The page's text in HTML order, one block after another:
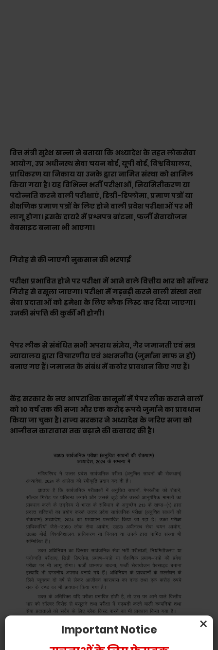
वित्त मंत्री सुरेश खन्ना ने बताया कि अध्यादेश के तहत लोकसेवा
आयोग, उप्र अधीनस्थ सेवा चयन बोर्ड, यूपी बोर्ड, विश्वविद्यालय,
प्राधिकरण या निकाय या उनके द्वारा नामित संस्था को शामिल
किया गया है। यह विभिन्न भर्ती परीक्षाओं, नियमितीकरण या
पदोन्नति करने वाली परीक्षाएं, डिग्री-डिप्लोमा, प्रमाण पत्रों या
शैक्षणिक प्रमाण पत्रों के लिए होने वाली प्रवेश परीक्षाओं पर भी
लागू होगा। इसके दायरे में प्रश्नपत्र बांटना, फर्जी सेवायोजन
वेबसाइट बनाना भी आएगा।
गिरोह से की जाएगी नुकसान की भरपाई
परीक्षा प्रभावित होने पर परीक्षा में आने वाले वित्तीय भार को सॉल्वर
गिरोह से वसूला जाएगा। परीक्षा में गड़बड़ी करने वाली संस्था तथा
सेवा प्रदाताओं को हमेशा के लिए ब्लैक लिस्ट कर दिया जाएगा।
उनकी संपत्ति की कुर्की भी होगी।
पेपर लीक से संबंधित सभी अपराध संज्ञेय, गैर जमानती एवं सत्र
न्यायालय द्वारा विचारणीय एवं अशमनीय (जुर्माना माफ न हो)
बनाए गए हैं। जमानत के संबंध में कठोर प्रावधान किए गए हैं।
केंद्र सरकार के नए आपराधिक कानूनों में पेपर लीक कराने वालों
को 10 वर्ष तक की सजा और एक करोड़ रुपये जुर्माने का प्रावधान
किया जा चुका है। राज्य सरकार ने अध्यादेश के जरिए सजा को
आजीवन कारावास तक बढ़ाने की कवायद की है।
×
Important Notice